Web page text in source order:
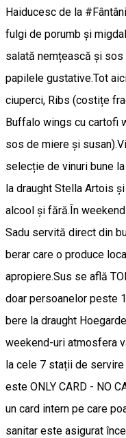
Haiducesc de la
fulgi de porumb și
salată nemțească și
papilele gustative.Tot
ciuperci, Ribs (costițe
Buffalo wings cu cartofi
sos de miere și
selecție de vinuri bune
la draught Stella Artois
alcool și fără.În
Sadu servită direct din
berar care o produce
apropiere.Sus se află
doar persoanelor peste
bere la draught
weekend-uri atmosfera
la cele 7 stații de
este ONLY CARD - NO
un card intern pe care
sanitar este asigurat